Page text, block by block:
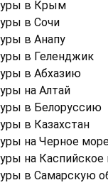
в Крым
в Cочи
в Анапу
в Геленджик
в Абхазию
на Алтай
в Белоруссию
в Казахстан
на Черное
на Каспийское
в Самарскую